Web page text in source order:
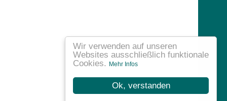
Ok, verstanden
Wir verwenden auf unseren
Websites ausschließlich funktionale
Cookies.
Mehr Infos